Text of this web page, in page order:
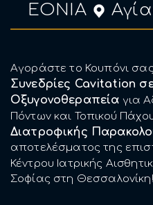
EONIA
Αγοράστε το Κουπόνι
Συνεδρίες Cavitation
Οξυγονοθεραπεία για
Πόντων και Τοπικού
Διατροφικής
αποτελέσματος της
Κέντρου Ιατρικής
Σοφίας στη Θεσσαλονίκη!